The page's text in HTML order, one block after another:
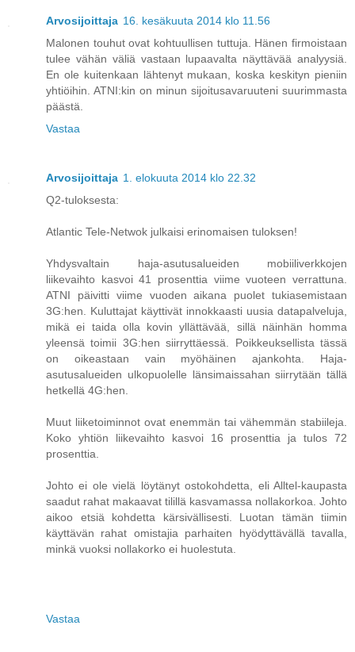
Arvosijoittaja 16. kesäkuuta 2014 klo 11.56
Malonen touhut ovat kohtuullisen tuttuja. Hänen firmoistaan
tulee vähän väliä vastaan lupaavalta näyttävää analyysiä.
En ole kuitenkaan lähtenyt mukaan, koska keskityn pieniin
yhtiöihin. ATNI:kin on minun sijoitusavaruuteni suurimmasta
päästä.
Vastaa
Arvosijoittaja 1. elokuuta 2014 klo 22.32
Q2-tuloksesta:
Atlantic Tele-Netwok julkaisi erinomaisen tuloksen!
Yhdysvaltain haja-asutusalueiden mobiiliverkkojen
liikevaihto kasvoi 41 prosenttia viime vuoteen verrattuna.
ATNI päivitti viime vuoden aikana puolet tukiasemistaan
3G:hen. Kuluttajat käyttivät innokkaasti uusia datapalveluja,
mikä ei taida olla kovin yllättävää, sillä näinhän homma
yleensä toimii 3G:hen siirryttäessä. Poikkeuksellista tässä
on oikeastaan vain myöhäinen ajankohta. Haja-
asutusalueiden ulkopuolelle länsimaissahan siirrytään tällä
hetkellä 4G:hen.
Muut liiketoiminnot ovat enemmän tai vähemmän stabiileja.
Koko yhtiön liikevaihto kasvoi 16 prosenttia ja tulos 72
prosenttia.
Johto ei ole vielä löytänyt ostokohdetta, eli Alltel-kaupasta
saadut rahat makaavat tilillä kasvamassa nollakorkoa. Johto
aikoo etsiä kohdetta kärsivällisesti. Luotan tämän tiimin
käyttävän rahat omistajia parhaiten hyödyttävällä tavalla,
minkä vuoksi nollakorko ei huolestuta.
Vastaa